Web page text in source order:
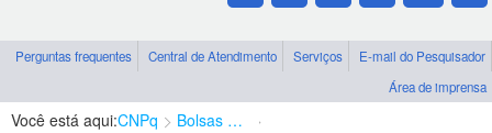
Perguntas frequentes Central de Atendimento Serviços
E-mail do Pesquisador
Área de imprensa
Você está aqui:CNPq Bolsas e Auxílios Vigentes